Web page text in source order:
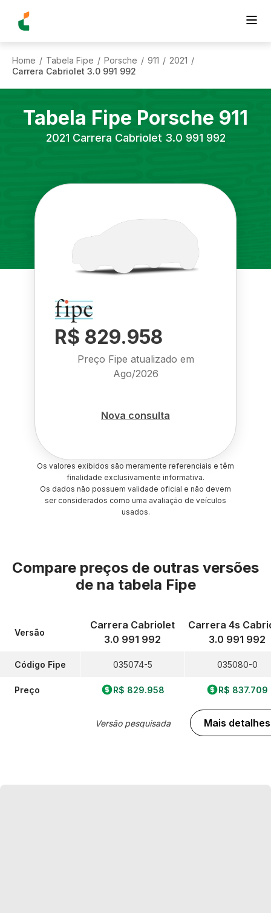
Home / Tabela Fipe / Porsche / 911 / 2021 /
Carrera Cabriolet 3.0 991 992
Tabela Fipe Porsche 911
2021 Carrera Cabriolet 3.0 991 992
R$ 829.958
Preço Fipe atualizado em
Ago/2026
Nova consulta
Os valores exibidos são meramente referenciais e têm
finalidade exclusivamente informativa.
Os dados não possuem validade oficial e não devem
ser considerados como uma avaliação de veículos
usados.
Compare preços de outras versões
de na tabela Fipe
Versão
Código Fipe
Preço
Carrera Cabriolet
3.0 991 992
035074-5
R$ 829.958
Versão pesquisada
Carrera 4s
3.0 991 992
035080-0
R$ 837.709
Mais detalhes